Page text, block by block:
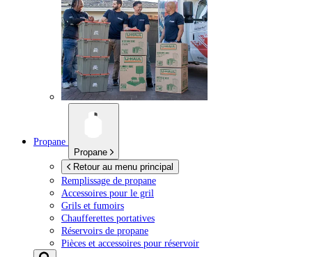
Propane
Propane
Retour au menu principal
Remplissage de propane
Accessoires pour le gril
Grils et fumoirs
Chaufferettes portatives
Réservoirs de propane
Pièces et accessoires pour réservoir